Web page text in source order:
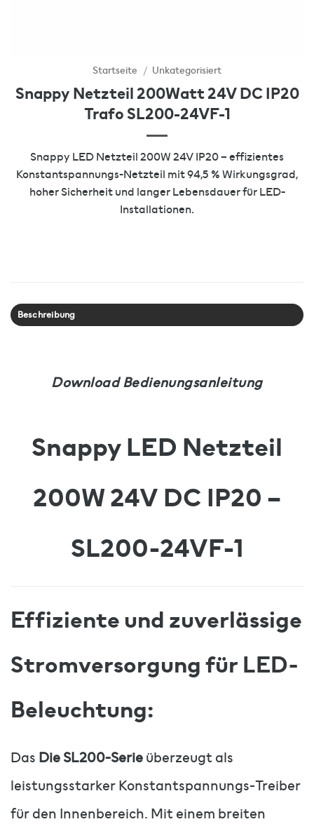
Startseite / Unkategorisiert
Snappy Netzteil 200Watt 24V DC IP20
Trafo SL200-24VF-1
Snappy LED Netzteil 200W 24V IP20 – effizientes
Konstantspannungs-Netzteil mit 94,5 % Wirkungsgrad,
hoher Sicherheit und langer Lebensdauer für LED-
Installationen.
Beschreibung
Download Bedienungsanleitung
Snappy LED Netzteil
200W 24V DC IP20 –
SL200-24VF-1
Effiziente und zuverlässige
Stromversorgung für LED-
Beleuchtung:
Das Die SL200-Serieüberzeugt als
leistungsstarker Konstantspannungs-Treiber
für den Innenbereich. Mit einem breiten